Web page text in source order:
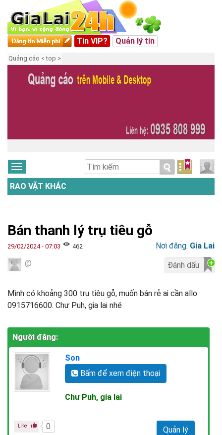
Tin VIP? Quản lý tin
Quảng cáo < top >
RAO VẶT KHÁC
Bán thanh lý trụ tiêu gỗ
29/02/2024 - 07:03 462 Nơi đăng: Gia Lai
@
Mình có khoảng 300 trụ tiêu gỗ, muốn bán rẻ ai cần allo
0915716600. Chư Puh, gia lai nhé
Người đăng:
Son
Bấm để xem điện thoại
Chư Puh, gia lai
Quản lý
0